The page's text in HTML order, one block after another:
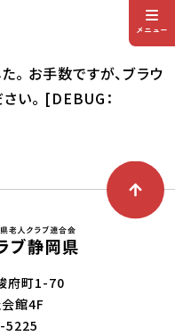
メニュー
。 お手数ですが、ブラウ
い。 [DEBUG：
府町1-70
館4F
5225